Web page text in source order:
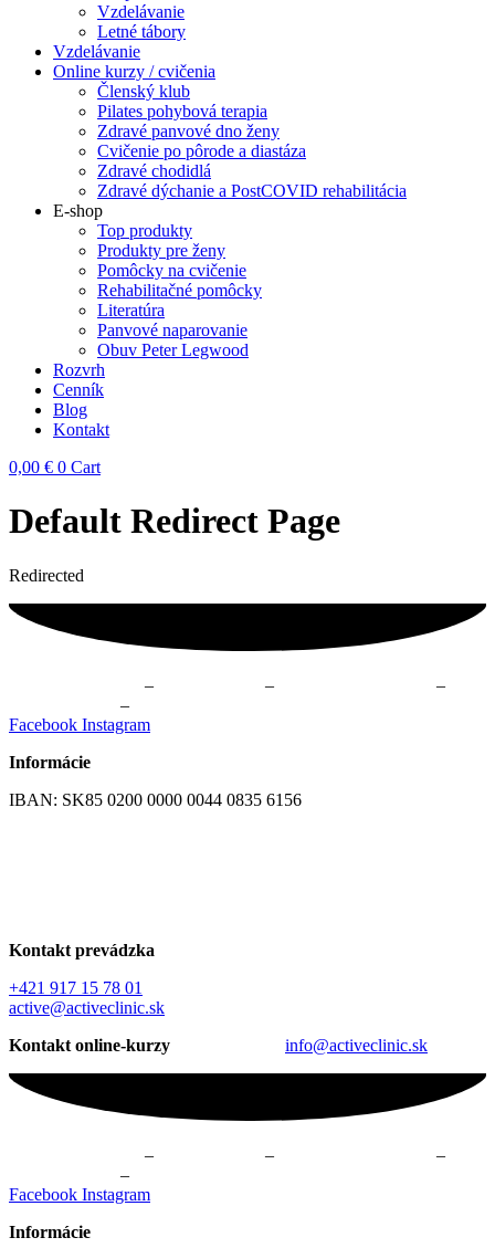
Vzdelávanie
Letné tábory
Vzdelávanie
Online kurzy / cvičenia
Členský klub
Pilates pohybová terapia
Zdravé panvové dno ženy
Cvičenie po pôrode a diastáza
Zdravé chodidlá
Zdravé dýchanie a PostCOVID rehabilitácia
E-shop
Top produkty
Produkty pre ženy
Pomôcky na cvičenie
Rehabilitačné pomôcky
Literatúra
Panvové naparovanie
Obuv Peter Legwood
Rozvrh
Cenník
Blog
Kontakt
0,00 € 0 Cart
Default Redirect Page
Redirected
– –
–
–
Facebook Instagram
Informácie
IBAN: SK85 0200 0000 0044 0835 6156
Kontakt prevádzka
+421 917 15 78 01
active@activeclinic.sk
Kontakt online-kurzy info@activeclinic.sk
– –
–
–
Facebook Instagram
Informácie